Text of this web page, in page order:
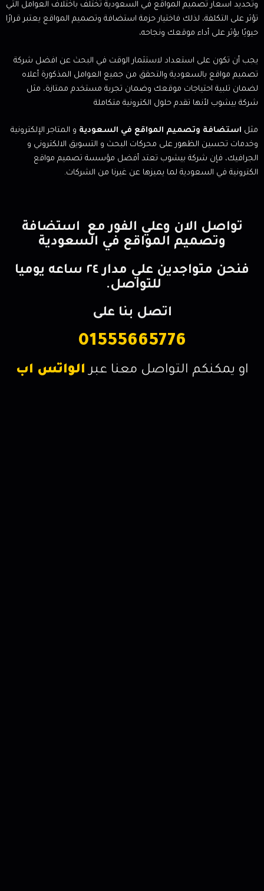
وتحديد اسعار تصميم المواقع في السعودية تختلف باختلاف العوامل التي
تؤثر على التكلفة، لذلك فاختيار حزمة استضافة وتصميم المواقع يعتبر قرارًا
حيويًا يؤثر على أداء موقعك ونجاحه،
يجب أن تكون على استعداد لاستثمار الوقت في البحث عن افضل شركة
تصميم مواقع بالسعودية والتحقق من جميع العوامل المذكورة أعلاه
لضمان تلبية احتياجات موقعك وضمان تجربة مستخدم ممتازة، مثل
شركة بيشوب لأنها تقدم حلول الكترونية متكاملة
مثل استضافة وتصميم المواقع في السعودية و المتاجر الإلكترونية
وخدمات تحسين الظهور على محركات البحث و التسويق الالكتروني و
الجرافيك، فإن شركة بيشوب تعتد أفضل مؤسسة تصميم مواقع
الكترونية في السعودية لما يميزها عن غيرنا من الشركات.
تواصل الان وعلي الفور مع استضافة
وتصميم المواقع في السعودية
فنحن متواجدين علي مدار ٢٤ ساعه يوميا
للتواصل.
اتصل بنا على
01555665776
او يمكنكم التواصل معنا عبر الواتس اب